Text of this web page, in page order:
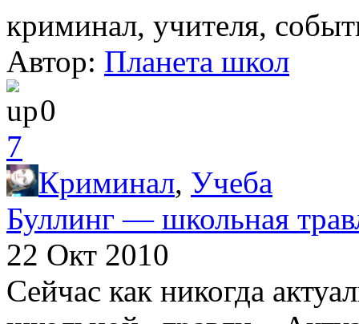
криминал, учителя,
Автор: Планета школ
0
7
Криминал, Учеба
Буллинг — школьная
22 Окт 2010
Сейчас как никогда